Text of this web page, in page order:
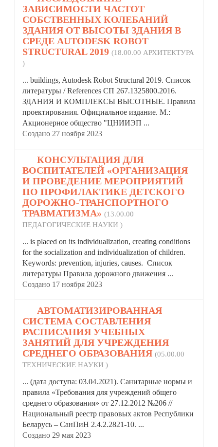
ЗАВИСИМОСТИ ЧАСТОТ
СОБСТВЕННЫХ КОЛЕБАНИЙ
ЗДАНИЯ ОТ ВЫСОТЫ ЗДАНИЯ В
СРЕДЕ AUTODESK ROBOT
STRUCTURAL 2019 (18.00.00 АРХИТЕКТУРА
)
... buildings, Autodesk Robot Structural 2019. Список
литературы / References СП 267.1325800.2016.
ЗДАНИЯ И КОМПЛЕКСЫ ВЫСОТНЫЕ. Правила
проектирования. Официальное издание. М.:
Акционерное общество "ЦНИИЭП ...
Создано 27 ноября 2023
КОНСУЛЬТАЦИЯ ДЛЯ
ВОСПИТАТЕЛЕЙ «ОРГАНИЗАЦИЯ
И ПРОВЕДЕНИЕ МЕРОПРИЯТИЙ
ПО ПРОФИЛАКТИКЕ ДЕТСКОГО
ДОРОЖНО-ТРАНСПОРТНОГО
ТРАВМАТИЗМА» (13.00.00
ПЕДАГОГИЧЕСКИЕ НАУКИ )
... is placed on its individualization, creating conditions
for the socialization and individualization of children.
Keywords: prevention, injuries, causes. Список
литературы Правила дорожного движения ...
Создано 17 ноября 2023
АВТОМАТИЗИРОВАННАЯ
СИСТЕМА СОСТАВЛЕНИЯ
РАСПИСАНИЯ УЧЕБНЫХ
ЗАНЯТИЙ ДЛЯ УЧРЕЖДЕНИЯ
СРЕДНЕГО ОБРАЗОВАНИЯ (05.00.00
ТЕХНИЧЕСКИЕ НАУКИ )
... (дата доступа: 03.04.2021). Санитарные нормы и
правила «Требования для учреждений общего
среднего образования» от 27.12.2012 №206 //
Национальный реестр правовых актов Республики
Беларусь – СанПиН 2.4.2.2821-10. ...
Создано 29 мая 2023